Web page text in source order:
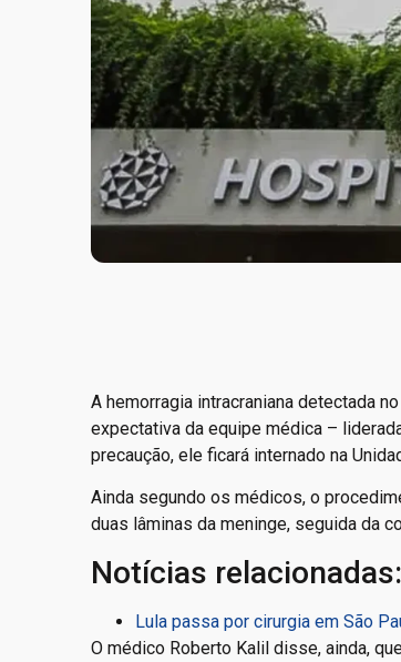
A hemorragia intracraniana detectada
expectativa da equipe médica –
precaução, ele ficará internado na
Ainda segundo os médicos, o
duas lâminas da meninge, seguida da
Notícias relacionadas:
Lula passa por cirurgia em São
O médico Roberto Kalil disse, ainda,